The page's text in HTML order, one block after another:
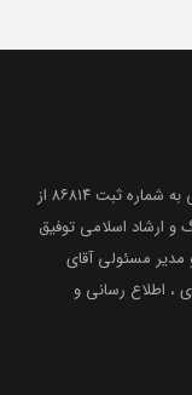
با اخذ مجوز رسمی به شماره ثبت ۸۶۸۱۴ از
و ارشاد اسلامی توفیق
امتیازی و مدیر مسئولی آقای
، اطلاع رسانی و